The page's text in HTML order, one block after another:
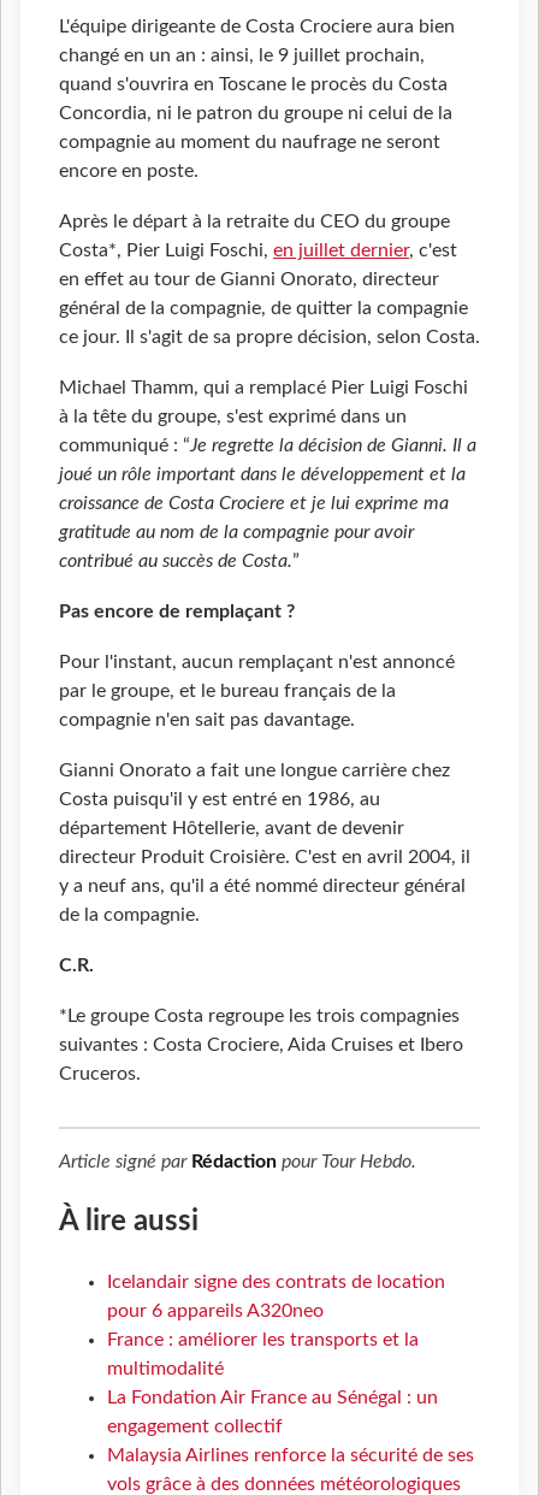
L'équipe dirigeante de Costa Crociere aura bien
changé en un an : ainsi, le 9 juillet prochain,
quand s'ouvrira en Toscane le procès du Costa
Concordia, ni le patron du groupe ni celui de la
compagnie au moment du naufrage ne seront
encore en poste.
Après le départ à la retraite du CEO du groupe
Costa*, Pier Luigi Foschi, en juillet dernier, c'est
en effet au tour de Gianni Onorato, directeur
général de la compagnie, de quitter la compagnie
ce jour. Il s'agit de sa propre décision, selon Costa.
Michael Thamm, qui a remplacé Pier Luigi Foschi
à la tête du groupe, s'est exprimé dans un
communiqué : “Je regrette la décision de Gianni. Il a
joué un rôle important dans le développement et la
croissance de Costa Crociere et je lui exprime ma
gratitude au nom de la compagnie pour avoir
contribué au succès de Costa.”
Pas encore de remplaçant ?
Pour l'instant, aucun remplaçant n'est annoncé
par le groupe, et le bureau français de la
compagnie n'en sait pas davantage.
Gianni Onorato a fait une longue carrière chez
Costa puisqu'il y est entré en 1986, au
département Hôtellerie, avant de devenir
directeur Produit Croisière. C'est en avril 2004, il
y a neuf ans, qu'il a été nommé directeur général
de la compagnie.
C.R.
*Le groupe Costa regroupe les trois compagnies
suivantes : Costa Crociere, Aida Cruises et Ibero
Cruceros.
Article signé par Rédaction pour Tour Hebdo.
À lire aussi
Icelandair signe des contrats de location
pour 6 appareils A320neo
France : améliorer les transports et la
multimodalité
La Fondation Air France au Sénégal : un
engagement collectif
Malaysia Airlines renforce la sécurité de ses
vols grâce à des données météorologiques